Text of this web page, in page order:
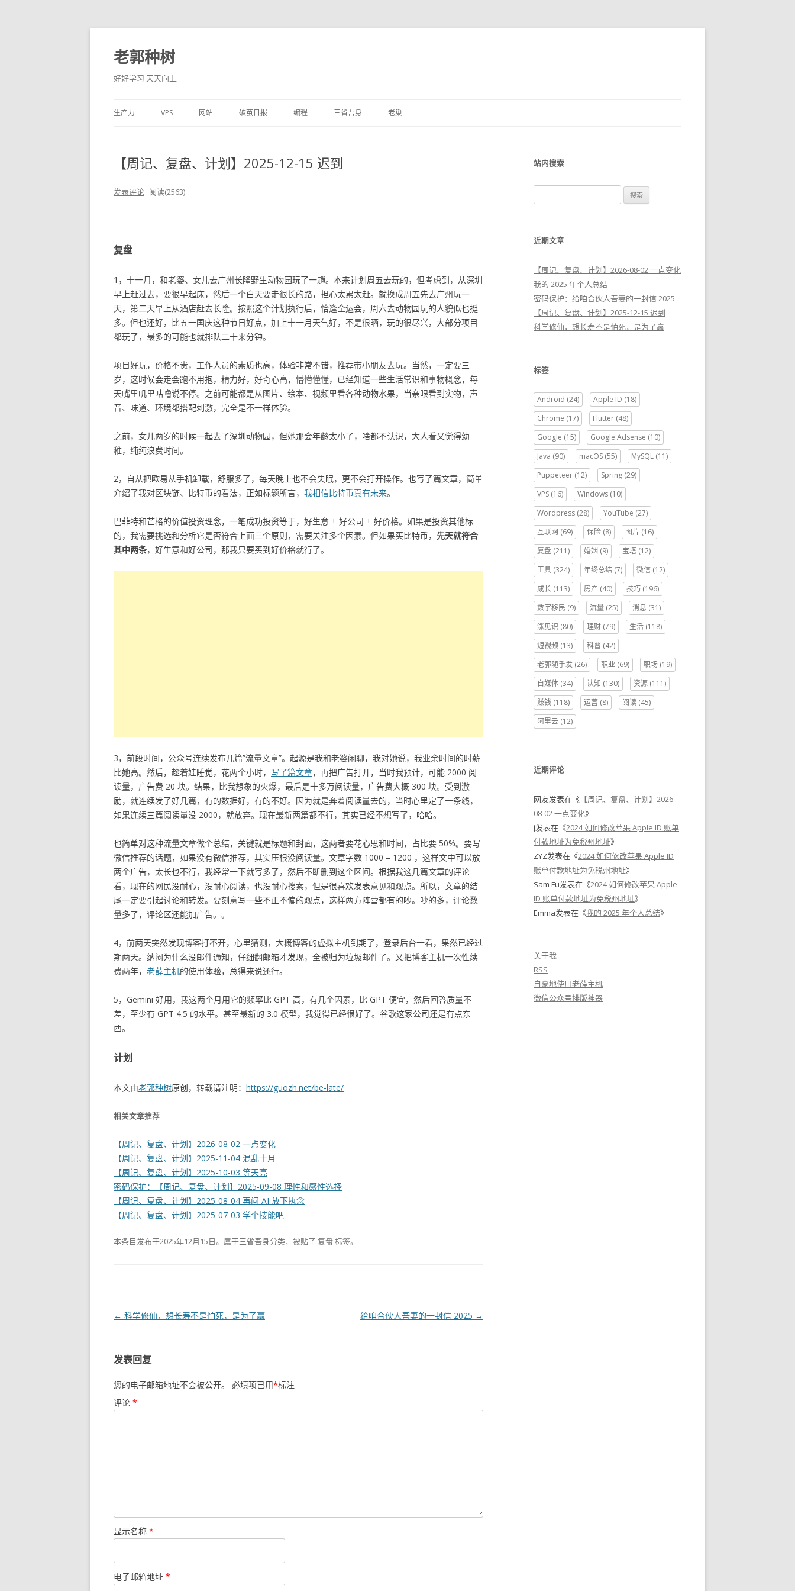
老郭种树
好好学习 天天向上
至
正
生产力 VPS 网站 破茧日报 编程 三省吾身 老巢
【周记、复盘、计划】2025-12-15 迟到
发表评论 阅读(2563)
复盘
1，十一月，和老婆、女儿去广州长隆野生动物园玩了一趟。本来计划周五去玩的，但考虑到，从深圳
早上赶过去，要很早起床，然后一个白天要走很长的路，担心太累太赶。就换成周五先去广州玩一
天，第二天早上从酒店赶去长隆。按照这个计划执行后，恰逢全运会，周六去动物园玩的人貌似也挺
多。但也还好，比五一国庆这种节日好点，加上十一月天气好，不是很晒，玩的很尽兴，大部分项目
都玩了，最多的可能也就排队二十来分钟。
项目好玩，价格不贵，工作人员的素质也高，体验非常不错，推荐带小朋友去玩。当然，一定要三
岁，这时候会走会跑不用抱，精力好，好奇心高，懵懵懂懂，已经知道一些生活常识和事物概念，每
天嘴里叽里咕噜说不停。之前可能都是从图片、绘本、视频里看各种动物水果，当亲眼看到实物，声
音、味道、环境都搭配刺激，完全是不一样体验。
之前，女儿两岁的时候一起去了深圳动物园，但她那会年龄太小了，啥都不认识，大人看又觉得幼
稚，纯纯浪费时间。
2，自从把欧易从手机卸载，舒服多了，每天晚上也不会失眠，更不会打开操作。也写了篇文章，简单
介绍了我对区块链、比特币的看法，正如标题所言， 我相信比特币真有未来。
巴菲特和芒格的价值投资理念，一笔成功投资等于，好生意 + 好公司 + 好价格。如果是投资其他标
的，我需要挑选和分析它是否符合上面三个原则，需要关注多个因素。但如果买比特币， 先天就符合
其中两条，好生意和好公司，那我只要买到好价格就行了。
3，前段时间，公众号连续发布几篇”流量文章”。起源是我和老婆闲聊，我对她说，我业余时间的时薪
比她高。然后，趁着娃睡觉，花两个小时， 写了篇文章，再把广告打开，当时我预计，可能 2000 阅
读量，广告费 20 块。结果，比我想象的火爆，最后是十多万阅读量，广告费大概 300 块。受到激
励，就连续发了好几篇，有的数据好，有的不好。因为就是奔着阅读量去的，当时心里定了一条线，
如果连续三篇阅读量没 2000，就放弃。现在最新两篇都不行，其实已经不想写了，哈哈。
也简单对这种流量文章做个总结，关键就是标题和封面，这两者要花心思和时间，占比要 50%。要写
微信推荐的话题，如果没有微信推荐，其实压根没阅读量。文章字数 1000 – 1200 ，这样文中可以放
两个广告，太长也不行，我经常一下就写多了，然后不断删到这个区间。根据我这几篇文章的评论
看，现在的网民没耐心，没耐心阅读，也没耐心搜索，但是很喜欢发表意见和观点。所以，文章的结
尾一定要引起讨论和转发。要刻意写一些不正不偏的观点，这样两方阵营都有的吵。吵的多，评论数
量多了，评论区还能加广告。。
4，前两天突然发现博客打不开，心里猜测，大概博客的虚拟主机到期了，登录后台一看，果然已经过
期两天。纳闷为什么没邮件通知，仔细翻邮箱才发现，全被归为垃圾邮件了。又把博客主机一次性续
费两年， 老薛主机的使用体验，总得来说还行。
5，Gemini 好用，我这两个月用它的频率比 GPT 高，有几个因素，比 GPT 便宜，然后回答质量不
差，至少有 GPT 4.5 的水平。甚至最新的 3.0 模型，我觉得已经很好了。谷歌这家公司还是有点东
西。
计划
本文由老郭种树原创，转载请注明： https://guozh.net/be-late/
相关文章推荐
【周记、复盘、计划】2026-08-02 一点变化
【周记、复盘、计划】2025-11-04 混乱十月
【周记、复盘、计划】2025-10-03 等天亮
密码保护：【周记、复盘、计划】2025-09-08 理性和感性选择
【周记、复盘、计划】2025-08-04 再问 AI 放下执念
【周记、复盘、计划】2025-07-03 学个技能吧
本条目发布于2025年12月15日。属于三省吾身分类，被贴了 复盘标签。
文
航
← 科学修仙，想长寿不是怕死，是为了赢 给咱合伙人吾妻的一封信 2025 →
发表回复
您的电子邮箱地址不会被公开。 必填项已用*标注
评论 *
显示名称 *
电子邮箱地址 *
站内搜索
索
近期文章
【周记、复盘、计划】2026-08-02 一点变化
我的 2025 年个人总结
密码保护：给咱合伙人吾妻的一封信 2025
【周记、复盘、计划】2025-12-15 迟到
科学修仙，想长寿不是怕死，是为了赢
标签
Android (24) Apple ID (18)
Chrome (17) Flutter (48)
Google (15) Google Adsense (10)
Java (90) macOS (55) MySQL (11)
Puppeteer (12) Spring (29)
VPS (16) Windows (10)
Wordpress (28) YouTube (27)
互联网 (69) 保险 (8) 图片 (16)
复盘 (211) 婚姻 (9) 宝塔 (12)
工具 (324) 年终总结 (7) 微信 (12)
成长 (113) 房产 (40) 技巧 (196)
数字移民 (9) 流量 (25) 消息 (31)
涨见识 (80) 理财 (79) 生活 (118)
短视频 (13) 科普 (42)
老郭随手发 (26) 职业 (69) 职场 (19)
自媒体 (34) 认知 (130) 资源 (111)
赚钱 (118) 运营 (8) 阅读 (45)
阿里云 (12)
近期评论
网友发表在《 【周记、复盘、计划】2026-
08-02 一点变化》
j发表在《2024 如何修改苹果 Apple ID 账单
付款地址为免税州地址》
ZYZ发表在《2024 如何修改苹果 Apple ID
账单付款地址为免税州地址》
Sam Fu发表在《2024 如何修改苹果 Apple
ID 账单付款地址为免税州地址》
Emma发表在《我的 2025 年个人总结》
关于我
RSS
自豪地使用老薛主机
微信公众号排版神器